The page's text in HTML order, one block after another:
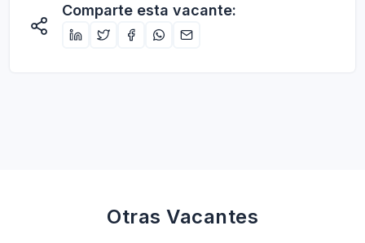
Comparte esta vacante:
Otras Vacantes